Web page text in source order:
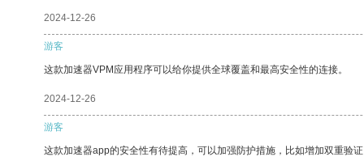
2024-12-26
游客
这款加速器VPM应用程序可以给你提供全球覆盖和最高安全性的连接。
2024-12-26
游客
这款加速器app的安全性有待提高，可以加强防护措施，比如增加双重验